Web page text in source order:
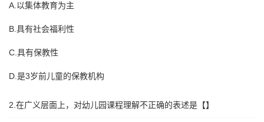
A.以集体教育为主
B.具有社会福利性
C.具有保教性
D.是3岁前儿童的保教机构
2.在广义层面上，对幼儿园课程理解不正确的表述是【】